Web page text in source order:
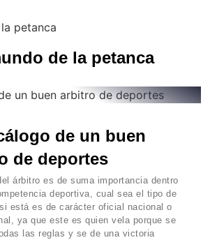
de la petanca
de un buen
de deportes
árbitro es de suma importancia dentro
deportiva, cual sea el tipo de
está es de carácter oficial nacional o
ya que este es quien vela porque se
las reglas y se de una victoria